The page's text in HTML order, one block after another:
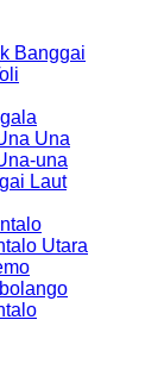
Banggai
Una
una
Laut
Utara